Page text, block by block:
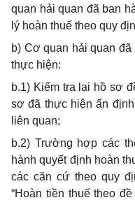
quan hải quan đã ban
lý hoàn thuế theo quy đ
b) Cơ quan hải quan
thực hiện:
b.1) Kiểm tra lại hồ sơ
sơ đã thực hiện ấn
liên quan;
b.2) Trường hợp các
hành quyết định hoàn
các căn cứ theo quy đ
“Hoàn tiền thuế theo